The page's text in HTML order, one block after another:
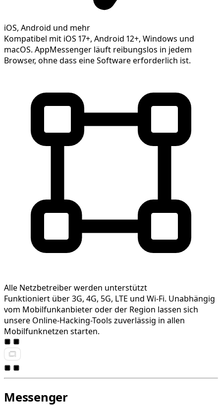
iOS, Android und mehr
Kompatibel mit iOS 17+, Android 12+, Windows und
macOS. AppMessenger läuft reibungslos in jedem
Browser, ohne dass eine Software erforderlich ist.
Alle Netzbetreiber werden unterstützt
Funktioniert über 3G, 4G, 5G, LTE und Wi-Fi. Unabhängig
vom Mobilfunkanbieter oder der Region lassen sich
unsere Online-Hacking-Tools zuverlässig in allen
Mobilfunknetzen starten.
Messenger